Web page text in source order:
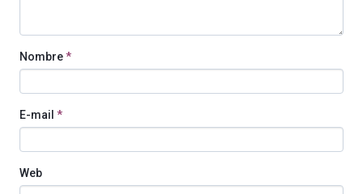
Nombre*
E-mail *
Web